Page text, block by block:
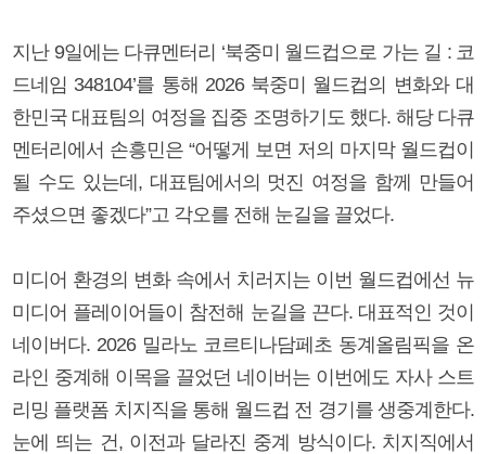
지난 9일에는 다큐멘터리 ‘북중미 월드컵으로 가는 길 : 코
드네임 348104’를 통해 2026 북중미 월드컵의 변화와 대
한민국 대표팀의 여정을 집중 조명하기도 했다. 해당 다큐
멘터리에서 손흥민은 “어떻게 보면 저의 마지막 월드컵이
될 수도 있는데, 대표팀에서의 멋진 여정을 함께 만들어
주셨으면 좋겠다”고 각오를 전해 눈길을 끌었다.
미디어 환경의 변화 속에서 치러지는 이번 월드컵에선 뉴
미디어 플레이어들이 참전해 눈길을 끈다. 대표적인 것이
네이버다. 2026 밀라노 코르티나담페초 동계올림픽을 온
라인 중계해 이목을 끌었던 네이버는 이번에도 자사 스트
리밍 플랫폼 치지직을 통해 월드컵 전 경기를 생중계한다.
눈에 띄는 건, 이전과 달라진 중계 방식이다. 치지직에서